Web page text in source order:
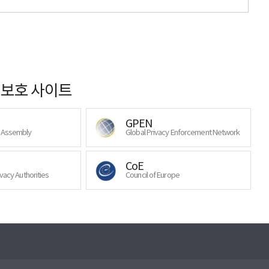
호 사이트
GPEN
Global Privacy Enforcement Network
Authorities
CoE
Council of Europe